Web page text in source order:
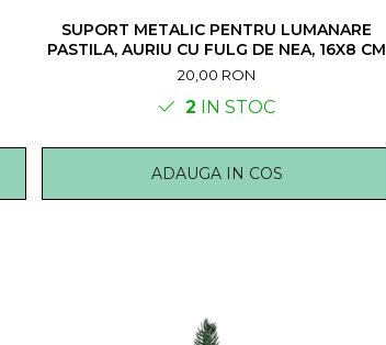
SUPORT METALIC PENTRU LUMANARE
PASTILA, AURIU CU FULG DE NEA, 16X8 CM
20,00 RON
2 IN STOC
ADAUGA IN COS